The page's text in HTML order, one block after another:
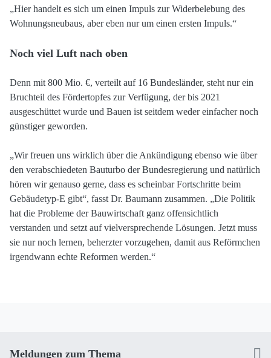
„Hier handelt es sich um einen Impuls zur Widerbelebung des
Wohnungsneubaus, aber eben nur um einen ersten Impuls.“
Noch viel Luft nach oben
Denn mit 800 Mio. €, verteilt auf 16 Bundesländer, steht nur ein
Bruchteil des Fördertopfes zur Verfügung, der bis 2021
ausgeschüttet wurde und Bauen ist seitdem weder einfacher noch
günstiger geworden.
„Wir freuen uns wirklich über die Ankündigung ebenso wie über
den verabschiedeten Bauturbo der Bundesregierung und natürlich
hören wir genauso gerne, dass es scheinbar Fortschritte beim
Gebäudetyp-E gibt“, fasst Dr. Baumann zusammen. „Die Politik
hat die Probleme der Bauwirtschaft ganz offensichtlich
verstanden und setzt auf vielversprechende Lösungen. Jetzt muss
sie nur noch lernen, beherzter vorzugehen, damit aus Reförmchen
irgendwann echte Reformen werden.“
Meldungen zum Thema